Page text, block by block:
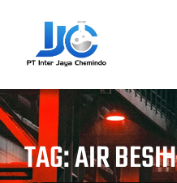
content
TAG: AIR BESIH